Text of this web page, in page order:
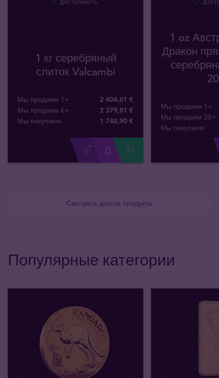
Смотреть другие продукты
Доступность
1 кг серебряный
слиток Valcambi
Мы продаем 1+
2 404,61 €
Мы продаем 6+
2 379,81 €
Мы покупаем
1 748,90 €
1 oz
Дракон
Мы продаем 1+
Мы продаем 20+
Мы покупаем
Популярные категории